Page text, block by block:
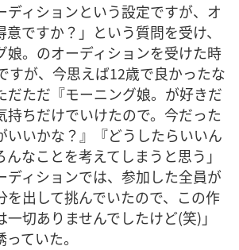
ディションという設定ですが、オ
ですか？」という質問を受け、
娘。のオーディションを受けた時
すが、今思えば12歳で良かったな
だただ『モーニング娘。が好きだ
持ちだけでいけたので。今だった
いいかな？』『どうしたらいいん
なことを考えてしまうと思う」
ディションでは、参加した全員が
を出して挑んでいたので、この作
切ありませんでしたけど(笑)」
ていた。